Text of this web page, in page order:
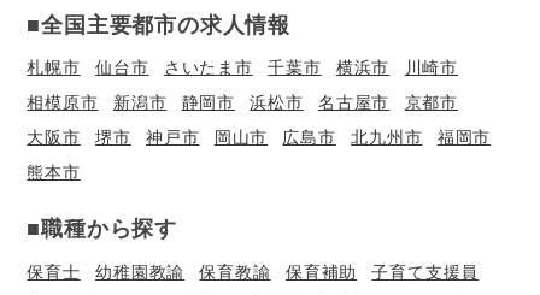
■全国主要都市の求人情報
札幌市 仙台市 さいたま市 千葉市 横浜市
川崎市
相模原市
新潟市 静岡市 浜松市 名古屋市
京都市
大阪市
堺市 神戸市 岡山市 広島市 北九州市
福岡市
熊本市
■職種から探す
保育士 幼稚園教諭 保育教諭 保育補助
子育て支援員